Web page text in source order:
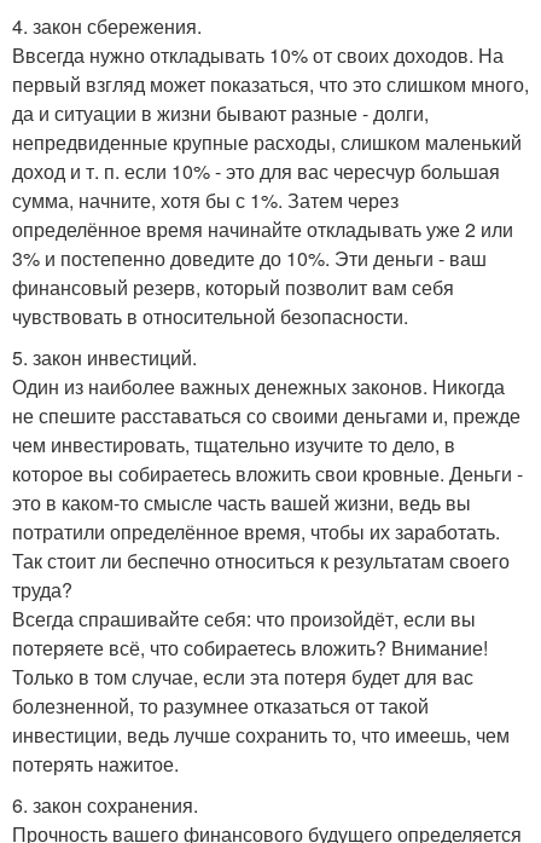
4. закон сбережения.
Ввсегда нужно откладывать 10% от своих доходов. На
первый взгляд может показаться, что это слишком много,
да и ситуации в жизни бывают разные - долги,
непредвиденные крупные расходы, слишком маленький
доход и т. п. если 10% - это для вас чересчур большая
сумма, начните, хотя бы с 1%. Затем через
определённое время начинайте откладывать уже 2 или
3% и постепенно доведите до 10%. Эти деньги - ваш
финансовый резерв, который позволит вам себя
чувствовать в относительной безопасности.
5. закон инвестиций.
Один из наиболее важных денежных законов. Никогда
не спешите расставаться со своими деньгами и, прежде
чем инвестировать, тщательно изучите то дело, в
которое вы собираетесь вложить свои кровные. Деньги -
это в каком-то смысле часть вашей жизни, ведь вы
потратили определённое время, чтобы их заработать.
Так стоит ли беспечно относиться к результатам своего
труда?
Всегда спрашивайте себя: что произойдёт, если вы
потеряете всё, что собираетесь вложить? Внимание!
Только в том случае, если эта потеря будет для вас
болезненной, то разумнее отказаться от такой
инвестиции, ведь лучше сохранить то, что имеешь, чем
потерять нажитое.
6. закон сохранения.
Прочность вашего финансового будущего определяется